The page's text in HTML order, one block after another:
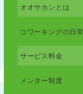
オオサカンとは
コワーキングの日常
サービス料金
メンター制度